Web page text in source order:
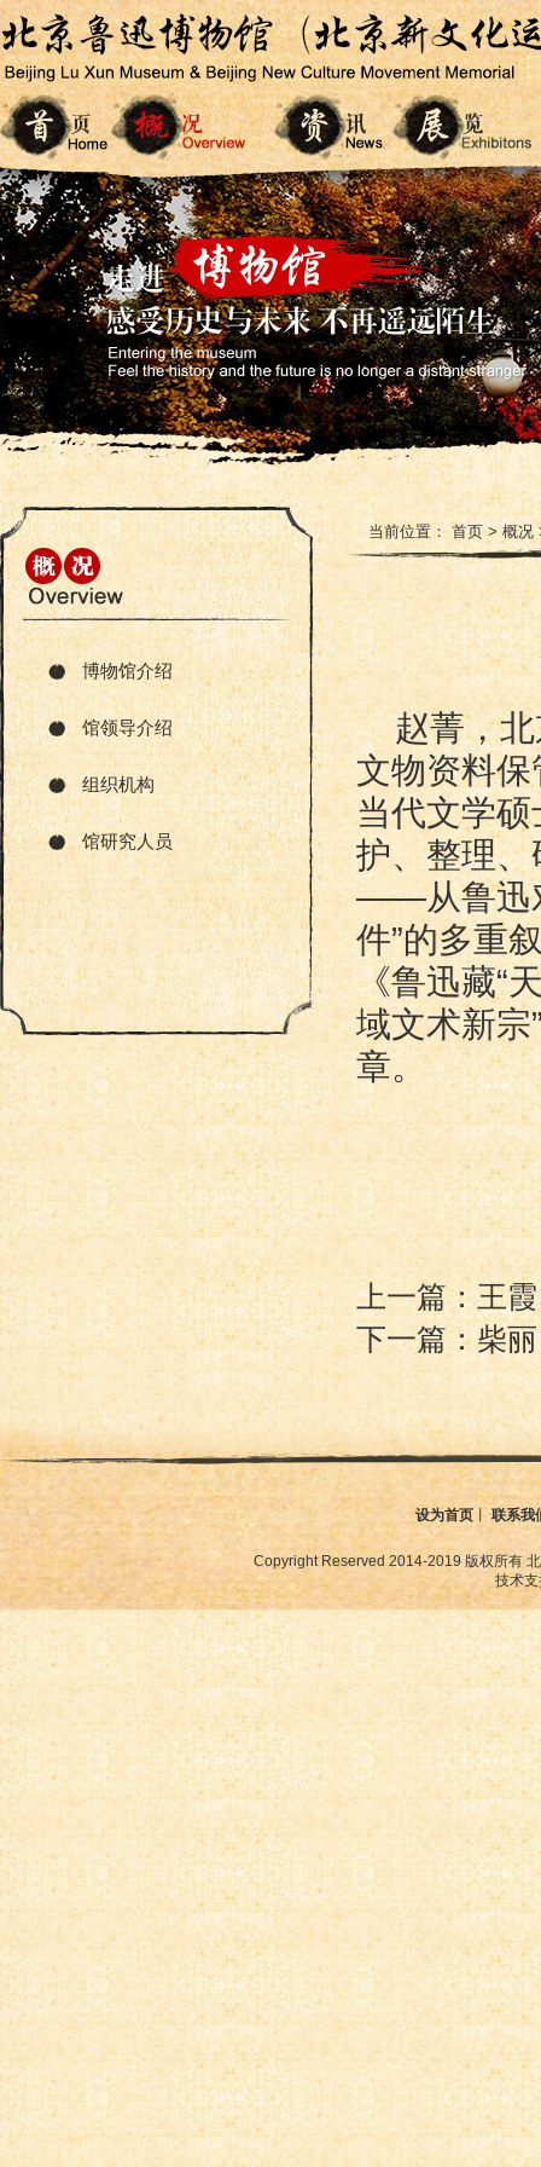
博物馆介绍
馆领导介绍
组织机构
馆研究人员
当前位置：首页>概况
赵菁，
文物资料
当代文学
护、整理
——从鲁迅
件”的多重
《鲁迅藏“
域文术新
章。
上一篇：王霞
下一篇：柴丽
设为首页丨联系我
Copyright Reserved 2014-2019 版权所有
技术